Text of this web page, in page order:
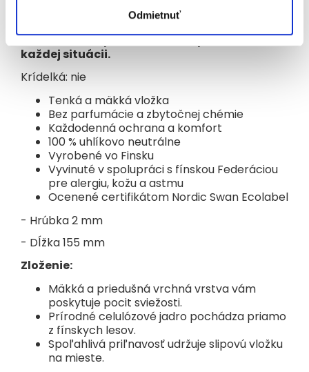
Odmietnuť
Vuokkoset vám zabezpečia maximálnu
ktorú sa vaša pokožka môže spoľahnúť v
každej situácii.
Krídelká: nie
Tenká a mäkká vložka
Bez parfumácie a zbytočnej chémie
Každodenná ochrana a komfort
100 % uhlíkovo neutrálne
Vyrobené vo Finsku
Vyvinuté v spolupráci s fínskou Federáciou
pre alergiu, kožu a astmu
Ocenené certifikátom Nordic Swan Ecolabel
- Hrúbka 2 mm
- Dĺžka 155 mm
Zloženie:
Mäkká a priedušná vrchná vrstva vám
poskytuje pocit sviežosti.
Prírodné celulózové jadro pochádza priamo
z fínskych lesov.
Spoľahlivá priľnavosť udržuje slipovú vložku
na mieste.